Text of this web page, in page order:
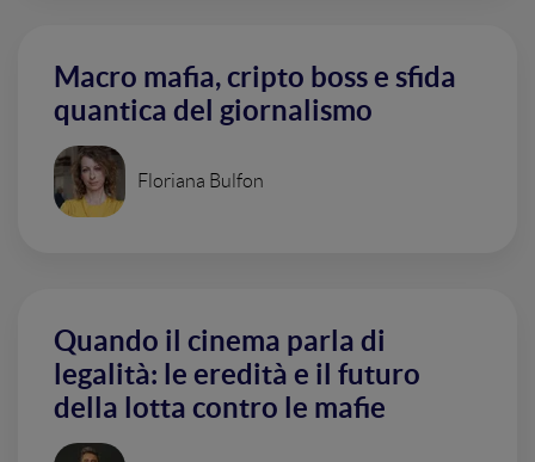
Macro mafia, cripto boss e sfida
quantica del giornalismo
Floriana Bulfon
Quando il cinema parla di
legalità: le eredità e il futuro
della lotta contro le mafie